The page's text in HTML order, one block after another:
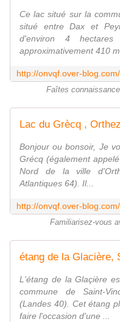
Ce lac situé sur la
situé entre Dax et
d'environ 4
approximativement 410
Faîtes
Bonjour ou bonsoir, Je
Grécq (également
Nord de la ville
Atlantiques 64). Il...
Familiarisez-vous
L'étang de la Glaçière
commune de Saint-
(Landes 40). Cet étang
faire l'occasion d'une ...